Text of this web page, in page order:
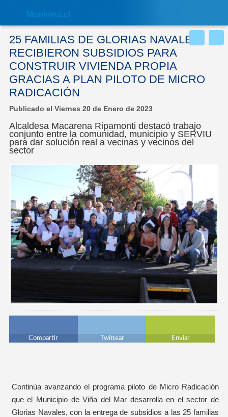
web
incluye
sistema
accesibilidad.
Munivina.cl
25 FAMILIAS DE GLORIAS NAVALES
RECIBIERON SUBSIDIOS PARA
CONSTRUIR VIVIENDA PROPIA
GRACIAS A PLAN PILOTO DE MICRO
RADICACIÓN
Publicado el Viernes 20 de Enero de 2023
Alcaldesa Macarena Ripamonti destacó trabajo
conjunto entre la comunidad, municipio y SERVIU
para dar solución real a vecinas y vecinos del
sector
Compartir Twittear Enviar
Continúa avanzando el programa piloto de Micro Radicación
que el Municipio de Viña del Mar desarrolla en el sector de
Glorias Navales, con la entrega de subsidios a las 25 familias